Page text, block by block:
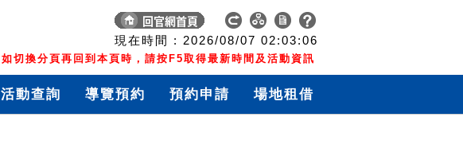
現在時間 : 2026/08/07 02:03:07
如切換分頁再回到本頁時，請按F5取得最新時間及活動資訊
活動查詢 導覽預約 預約申請 場地租借